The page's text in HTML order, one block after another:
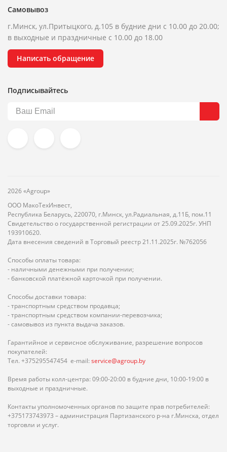
Самовывоз
г.Минск, ул.Притыцкого, д.105 в будние дни с 10.00 до 20.00;
в выходные и праздничные с 10.00 до 18.00
Написать обращение
Подписывайтесь
2026 «Agroup»
ООО МакоТехИнвест,
Республика Беларусь, 220070, г.Минск, ул.Радиальная, д.11Б, пом.11
Свидетельство о государственной регистрации от 25.09.2025г. УНП
193910620.
Дата внесения сведений в Торговый реестр 21.11.2025г. №762056
Способы оплаты товара:
- наличными денежными при получении;
- банковской платёжной карточкой при получении.
Способы доставки товара:
- транспортным средством продавца;
- транспортным средством компании-перевозчика;
- самовывоз из пункта выдача заказов.
Гарантийное и сервисное обслуживание, разрешение вопросов
покупателей:
Тел. +375295547454 e-mail: service@agroup.by
Время работы колл-центра: 09:00-20:00 в будние дни, 10:00-19:00 в
выходные и праздничные.
Контакты уполномоченных органов по защите прав потребителей:
+375173743973 – администрация Партизанского р-на г.Минска, отдел
торговли и услуг.